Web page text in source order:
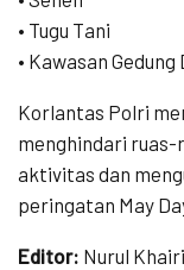
• Tugu Tani
• Kawasan Gedung
Korlantas Polri
menghindari
aktivitas dan
peringatan May
Editor: Nurul